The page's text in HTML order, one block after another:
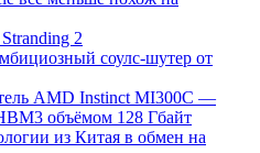
2
соулс-шутер от
AMD Instinct MI300C —
объёмом 128 Гбайт
из Китая в обмен на